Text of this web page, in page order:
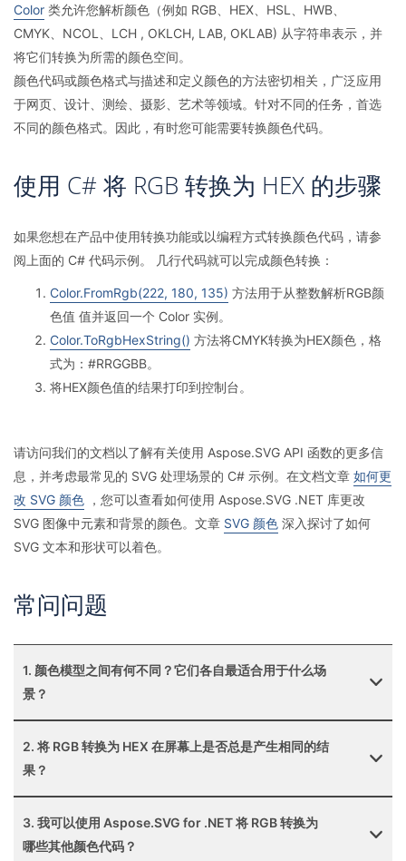
Color 类允许您解析颜色（例如 RGB、HEX、HSL、HWB、
CMYK、NCOL、LCH , OKLCH, LAB, OKLAB) 从字符串表示，并
将它们转换为所需的颜色空间。
颜色代码或颜色格式与描述和定义颜色的方法密切相关，广泛应用
于网页、设计、测绘、摄影、艺术等领域。针对不同的任务，首选
不同的颜色格式。因此，有时您可能需要转换颜色代码。
使用 C# 将 RGB 转换为 HEX 的步骤
如果您想在产品中使用转换功能或以编程方式转换颜色代码，请参
阅上面的 C# 代码示例。 几行代码就可以完成颜色转换：
Color.FromRgb(222, 180, 135) 方法用于从整数解析RGB颜
色值 值并返回一个 Color 实例。
Color.ToRgbHexString() 方法将CMYK转换为HEX颜色，格
式为：#RRGGBB。
将HEX颜色值的结果打印到控制台。
请访问我们的文档以了解有关使用 Aspose.SVG API 函数的更多信
息，并考虑最常见的 SVG 处理场景的 C# 示例。在文档文章 如何更
改 SVG 颜色 ，您可以查看如何使用 Aspose.SVG .NET 库更改
SVG 图像中元素和背景的颜色。文章 SVG 颜色 深入探讨了如何
SVG 文本和形状可以着色。
常问问题
1. 颜色模型之间有何不同？它们各自最适合用于什么场
景？
2. 将 RGB 转换为 HEX 在屏幕上是否总是产生相同的结
果？
3. 我可以使用 Aspose.SVG for .NET 将 RGB 转换为
哪些其他颜色代码？